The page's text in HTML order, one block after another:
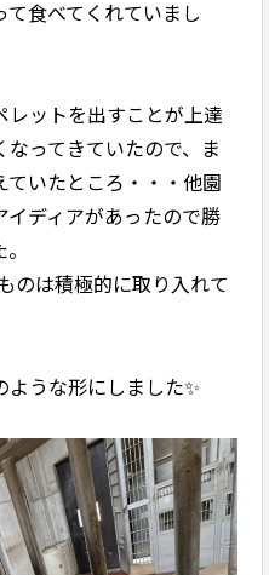
食べてくれていまし
ットを出すことが上達
ってきていたので、ま
いたところ・・・他園
ディアがあったので勝
のは積極的に取り入れて
うな形にしました✨